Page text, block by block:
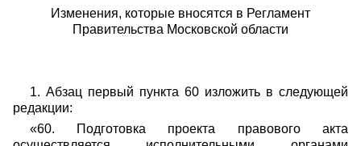
Изменения, которые вносятся в Регламент
Правительства Московской области
1. Абзац первый пункта 60 изложить в следующей
редакции:
«60. Подготовка проекта правового акта